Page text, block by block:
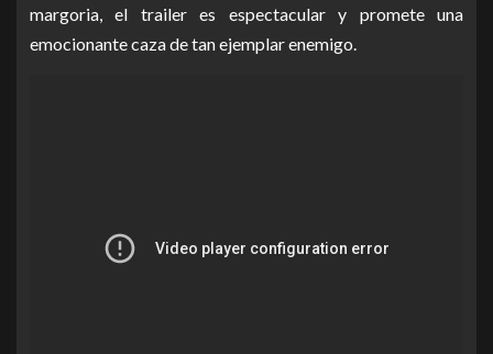
margoria, el trailer es espectacular y promete una
emocionante caza de tan ejemplar enemigo.